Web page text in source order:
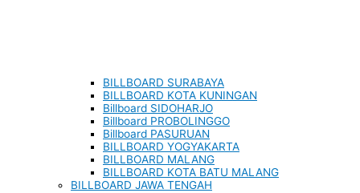
BILLBOARD SURABAYA
BILLBOARD KOTA KUNINGAN
Billboard SIDOHARJO
Billboard PROBOLINGGO
Billboard PASURUAN
BILLBOARD YOGYAKARTA
BILLBOARD MALANG
BILLBOARD KOTA BATU MALANG
BILLBOARD JAWA TENGAH